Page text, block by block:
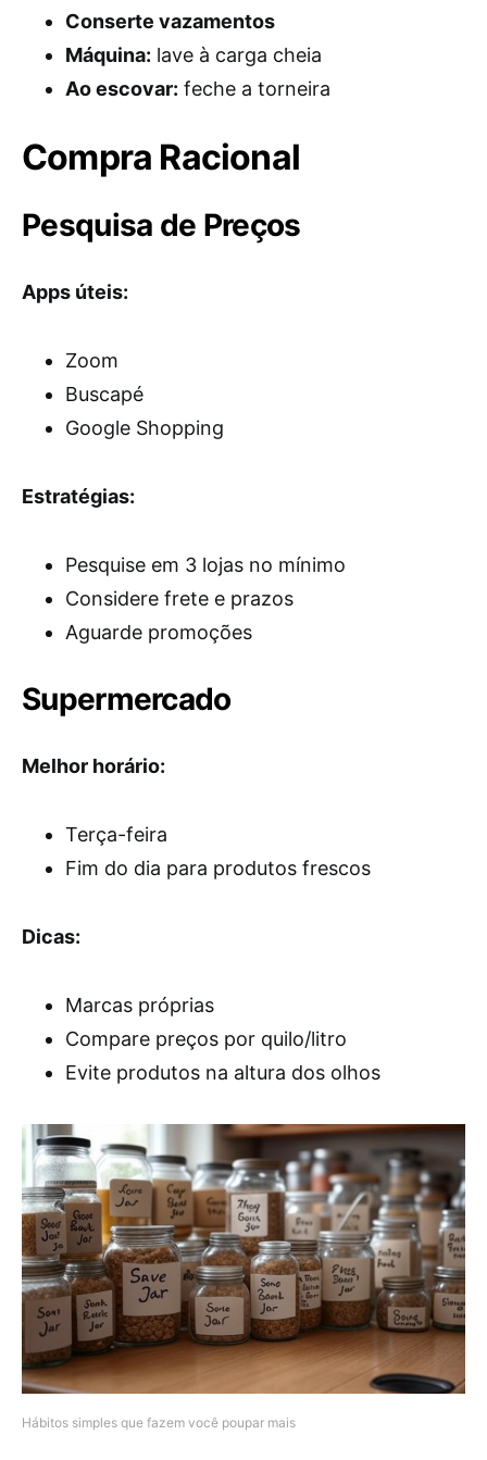
Conserte vazamentos
Máquina: lave à carga cheia
Ao escovar: feche a torneira
Compra Racional
Pesquisa de Preços
Apps úteis:
Zoom
Buscapé
Google Shopping
Estratégias:
Pesquise em 3 lojas no mínimo
Considere frete e prazos
Aguarde promoções
Supermercado
Melhor horário:
Terça-feira
Fim do dia para produtos frescos
Dicas:
Marcas próprias
Compare preços por quilo/litro
Evite produtos na altura dos olhos
Hábitos simples que fazem você poupar mais